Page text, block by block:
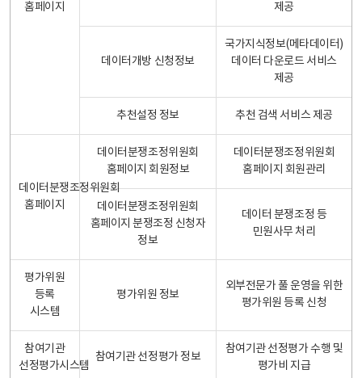
홈페이지
제공
데이터개방 신청정보
국가지식정보(메타데이터)
데이터 다운로드 서비스
제공
추천설정 정보 추천 검색 서비스 제공
데이터분쟁조정위원회
홈페이지
데이터분쟁조정위원회
홈페이지 회원정보
데이터분쟁조정위원회
홈페이지 회원관리
데이터분쟁조정위원회
홈페이지 분쟁조정 신청자
정보
데이터 분쟁조정 등
민원사무 처리
평가위원
등록
시스템
평가위원 정보
외부전문가 풀 운영을 위한
평가위원 등록 신청
참여기관
선정평가시스템
참여기관 선정평가 정보
참여기관 선정평가 수행 및
평가비 지급